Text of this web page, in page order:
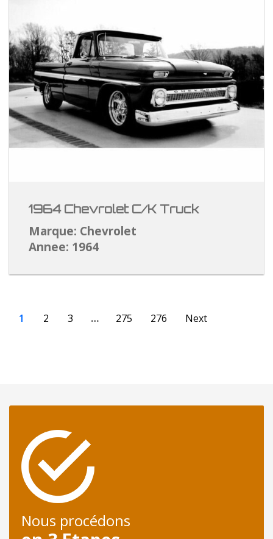
1964 Chevrolet C/K Truck
Marque: Chevrolet
Annee: 1964
1 2 3 … 275 276 Next
Nous procédons